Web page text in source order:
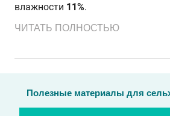
влажности 11%.
ЧИТАТЬ ПОЛНОСТЬЮ
Полезные материалы для